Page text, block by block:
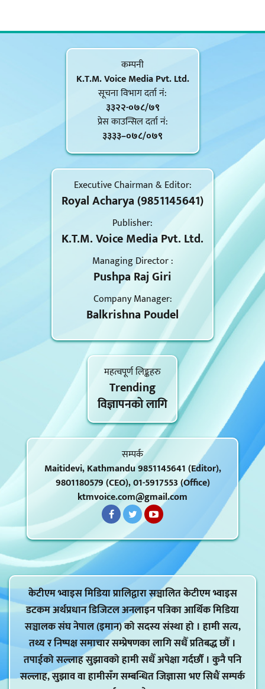
कम्पनी
K.T.M. Voice Media Pvt. Ltd.
सूचना विभाग दर्ता नं‍:
३३२२-०७८/७९
प्रेस काउन्सिल दर्ता नं‍:
३३३३–०७८/०७९
Executive Chairman & Editor:
Royal Acharya (9851145641)
Publisher:
K.T.M. Voice Media Pvt. Ltd.
Managing Director :
Pushpa Raj Giri
Company Manager:
Balkrishna Poudel
महत्वपूर्ण लिङ्कहरु
Trending
विज्ञापनकाे लागि
सम्पर्क
Maitidevi, Kathmandu 9851145641 (Editor),
9801180579 (CEO), 01-5917553 (Office)
ktmvoice.com@gmail.com
केटीएम भ्वाइस मिडिया प्रालिद्वारा सञ्चालित केटीएम भ्वाइस
डटकम अर्थप्रधान डिजिटल अनलाइन पत्रिका आर्थिक मिडिया
सञ्चालक संघ नेपाल (इमान) को सदस्य संस्था हो । हामी सत्य,
तथ्य र निष्पक्ष समाचार सम्प्रेषणका लागि सधैँ प्रतिबद्ध छौँ ।
तपाईको सल्लाह सुझावको हामी सधैँ अपेक्षा गर्दर्छौं । कुनै पनि
सल्लाह, सुझाव वा हामीसँग सम्बन्धित जिज्ञासा भए सिधैं सम्पर्क